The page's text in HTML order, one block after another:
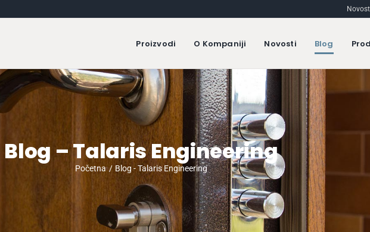
Proizvodi O Kompaniji Novosti Blog
Blog – Talaris Engineering
Početna Blog - Talaris Engineering